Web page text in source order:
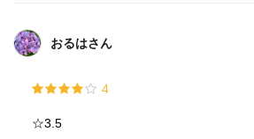
おるはさん
4
☆3.5